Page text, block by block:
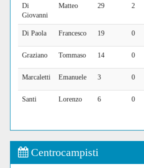
Di
Giovanni
Matteo 29 2
Di Paola Francesco 19 0
Graziano Tommaso 14 0
Marcaletti Emanuele 3 0
Santi Lorenzo 6 0
Centrocampisti